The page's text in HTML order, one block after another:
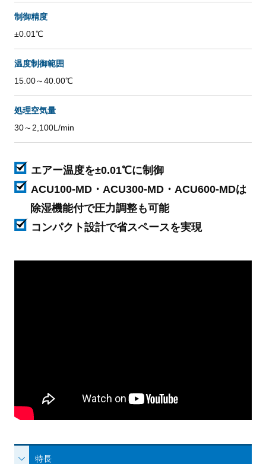
制御精度
±0.01℃
温度制御範囲
15.00～40.00℃
処理空気量
30～2,100L/min
エアー温度を±0.01℃に制御
ACU100-MD・ACU300-MD・ACU600-MDは
除湿機能付で圧力調整も可能
コンパクト設計で省スペースを実現
特長